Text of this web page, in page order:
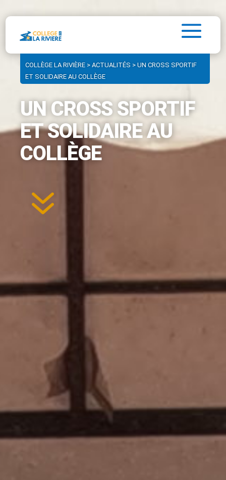
COLLÈGE LA RIVIÈRE > ACTUALITÉS > UN CROSS SPORTIF
ET SOLIDAIRE AU COLLÈGE
UN CROSS SPORTIF
ET SOLIDAIRE AU
COLLÈGE
7